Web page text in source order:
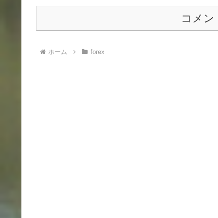
コメン
ホーム forex